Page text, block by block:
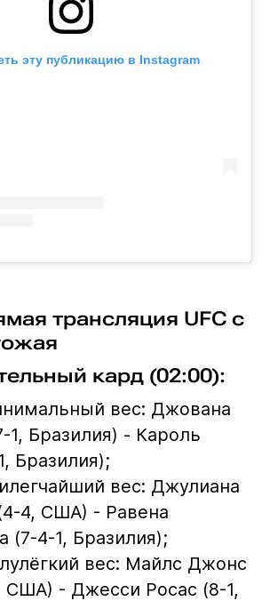
эту публикацию в Instagram
трансляция UFC с
кард (02:00):
вес: Джована
1, Бразилия) - Кароль
Бразилия);
вес: Джулиана
4, США) - Равена
(7-4-1, Бразилия);
вес: Майлс Джонс
США) - Джесси Росас (8-1,